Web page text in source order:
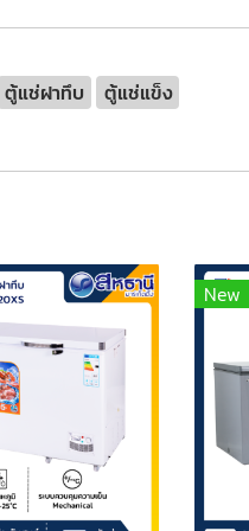
ตู้แช่ฝาทึบ ตู้แช่แข็ง
New